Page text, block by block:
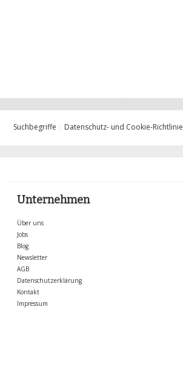
Suchbegriffe Datenschutz- und Cookie-Richtlinie
Unternehmen
Über uns
Jobs
Blog
Newsletter
AGB
Datenschutzerklärung
Kontakt
Impressum